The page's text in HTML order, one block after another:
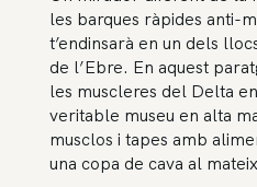
les barques ràpides anti-
t’endinsarà en un dels
de l’Ebre. En aquest
les muscleres del Delta
veritable museu en alta
musclos i tapes amb
una copa de cava al